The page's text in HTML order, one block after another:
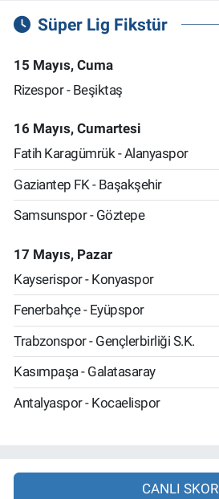
Süper Lig Fikstür
15 Mayıs, Cuma
Rizespor - Beşiktaş
16 Mayıs, Cumartesi
Fatih Karagümrük - Alanyaspor
Gaziantep FK - Başakşehir
Samsunspor - Göztepe
17 Mayıs, Pazar
Kayserispor - Konyaspor
Fenerbahçe - Eyüpspor
Trabzonspor - Gençlerbirliği S.K.
Kasımpaşa - Galatasaray
Antalyaspor - Kocaelispor
CANLI SKOR